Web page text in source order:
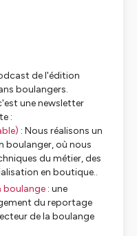
del'édition
boulangers.
une newsletter
:
: Nous réalisons un
boulanger, où nous
du métier, des
en boutique..
boulange : une
du reportage
de la boulange